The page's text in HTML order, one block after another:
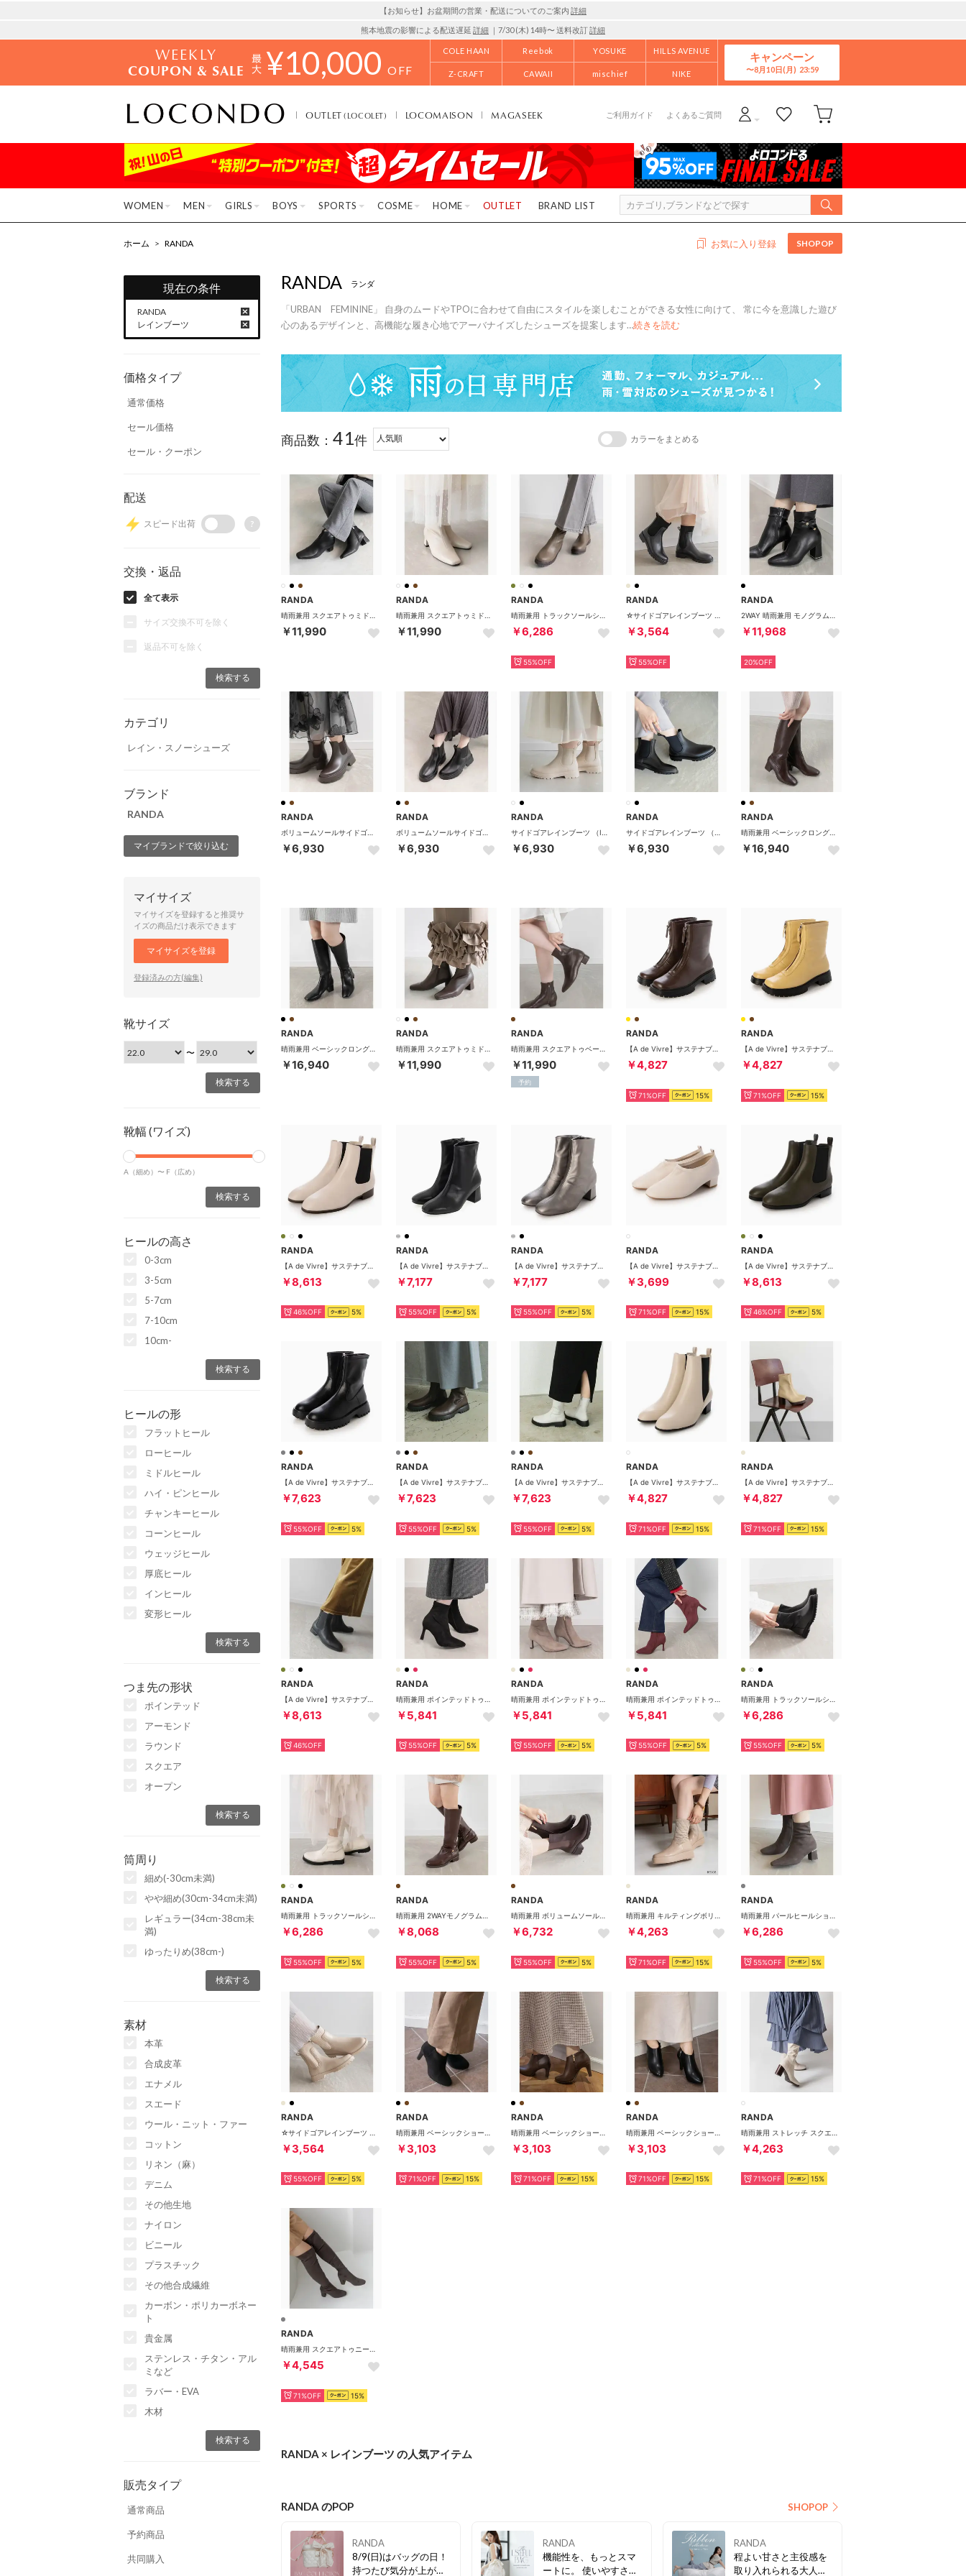
【お知らせ】お盆期間の営業・配送についてのご案内 詳細
熊本地震の影響による配送遅延 詳細 ｜7/30 (木) 14時〜 送料改訂詳細
WEEKLY
COUPON & SALE ¥10,000 OFF
COLE HAAN Reebok YOSUKE HILLS AVENUE
Z-CRAFT CAWAII mischief NIKE
キャンペーン
8月10日(月)
OUTLET(LOCOLET) LOCOMAISON MAGASEEK ご利用ガイド よくあるご質問
WOMEN MEN GIRLS BOYS SPORTS COSME HOME OUTLET BRAND LIST
ホーム > RANDA お気に入り登録 SHOPOP
現在の条件
RANDA
レインブーツ
価格タイプ
通常価格
セール価格
セール・クーポン
配送
スピード出荷 ?
交換・返品
全て表示
サイズ交換不可を除く
返品不可を除く
カテゴリ
レイン・スノーシューズ
ブランド
RANDA
マイブランドで絞り込む
マイサイズ
マイサイズを登録すると推奨サ
イズの商品だけ表示できます
マイサイズを登録
登録済みの方(編集)
靴サイズ
〜
靴幅 (ワイズ)
A（細め）〜 F（広め）
ヒールの高さ
0-3cm
3-5cm
5-7cm
7-10cm
10cm-
ヒールの形
フラットヒール
ローヒール
ミドルヒール
ハイ・ピンヒール
チャンキーヒール
コーンヒール
ウェッジヒール
厚底ヒール
インヒール
変形ヒール
つま先の形状
ポインテッド
アーモンド
ラウンド
スクエア
オープン
筒周り
細め(-30cm未満)
やや細め(30cm-34cm未満)
レギュラー(34cm-38cm未
満)
ゆったりめ(38cm-)
素材
本革
合成皮革
エナメル
スエード
ウール・ニット・ファー
コットン
リネン（麻）
デニム
その他生地
ナイロン
ビニール
プラスチック
その他合成繊維
カーボン・ポリカーボネー
ト
貴金属
ステンレス・チタン・アル
ミなど
ラバー・EVA
木材
販売タイプ
通常商品
予約商品
共同購入
RANDA ランダ
「URBAN FEMININE」 自身のムードやTPOに合わせて自由にスタイルを楽しむことができる女性に向けて、 常に今を意識した遊び
心のあるデザインと、高機能な履き心地でアーバナイズしたシューズを提案します…続きを読む
商品数： 41件 カラーをまとめる
RANDA
￥11,990
RANDA
￥11,990
RANDA
￥6,286
55%OFF
RANDA
￥3,564
55%OFF
RANDA
￥11,968
20%OFF
RANDA
￥6,930
RANDA
￥6,930
RANDA
￥6,930
RANDA
￥6,930
RANDA
￥16,940
RANDA
￥16,940
RANDA
￥11,990
RANDA
￥11,990
予約
RANDA
￥4,827
71%OFF 15%
RANDA
￥4,827
71%OFF 15%
RANDA
￥8,613
46%OFF 5%
RANDA
￥7,177
55%OFF 5%
RANDA
￥7,177
55%OFF 5%
RANDA
￥3,699
71%OFF 15%
RANDA
￥8,613
46%OFF 5%
RANDA
￥7,623
55%OFF 5%
RANDA
￥7,623
55%OFF 5%
RANDA
￥7,623
55%OFF 5%
RANDA
￥4,827
71%OFF 15%
RANDA
￥4,827
71%OFF 15%
RANDA
￥8,613
46%OFF
RANDA
￥5,841
55%OFF 5%
RANDA
￥5,841
55%OFF 5%
RANDA
￥5,841
55%OFF 5%
RANDA
￥6,286
55%OFF 5%
RANDA
￥6,286
55%OFF 5%
RANDA
￥8,068
55%OFF 5%
RANDA
￥6,732
55%OFF 5%
RANDA
￥4,263
71%OFF 15%
RANDA
￥6,286
55%OFF 5%
RANDA
￥3,564
55%OFF 5%
RANDA
￥3,103
71%OFF 15%
RANDA
￥3,103
71%OFF 15%
RANDA
￥3,103
71%OFF 15%
RANDA
￥4,263
71%OFF 15%
RANDA
￥4,545
71%OFF 15%
RANDA × レインブーツ の人気アイテム
RANDA のPOP SHOPOP
RANDA
8/9(日)はバッグの日！
持つたび気分が上がる
RANDA
機能性を、もっとスマ
ートに。 使いやすさを
RANDA
程よい甘さと主役感を
取り入れられる大人フ